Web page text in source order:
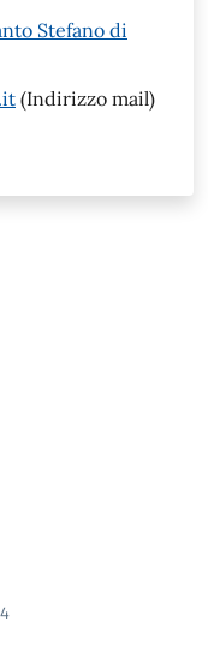
Stefano di
(Indirizzo mail)